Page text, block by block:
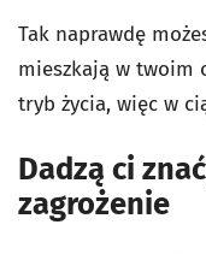
Tak naprawdę
mieszkają w twoim
tryb życia, więc w
Dadzą ci
zagrożenie